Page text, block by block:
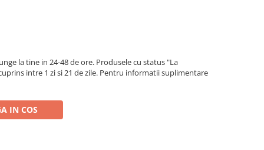
la tine in 24-48 de ore. Produsele cu status "La
intre 1 zi si 21 de zile. Pentru informatii suplimentare
IN COS